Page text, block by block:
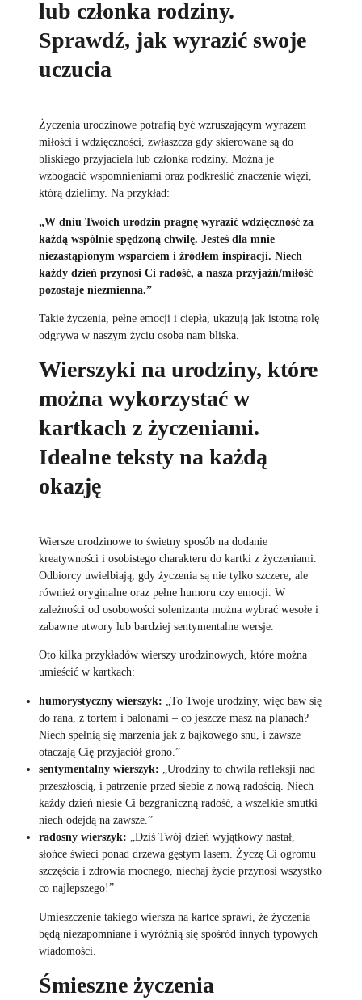
lub członka rodziny.
Sprawdź, jak wyrazić swoje
uczucia
Życzenia urodzinowe potrafią być wzruszającym wyrazem
miłości i wdzięczności, zwłaszcza gdy skierowane są do
bliskiego przyjaciela lub członka rodziny. Można je
wzbogacić wspomnieniami oraz podkreślić znaczenie więzi,
którą dzielimy. Na przykład:
„W dniu Twoich urodzin pragnę wyrazić wdzięczność za
każdą wspólnie spędzoną chwilę. Jesteś dla mnie
niezastąpionym wsparciem i źródłem inspiracji. Niech
każdy dzień przynosi Ci radość, a nasza przyjaźń/miłość
pozostaje niezmienna.”
Takie życzenia, pełne emocji i ciepła, ukazują jak istotną rolę
odgrywa w naszym życiu osoba nam bliska.
Wierszyki na urodziny, które
można wykorzystać w
kartkach z życzeniami.
Idealne teksty na każdą
okazję
Wiersze urodzinowe to świetny sposób na dodanie
kreatywności i osobistego charakteru do kartki z życzeniami.
Odbiorcy uwielbiają, gdy życzenia są nie tylko szczere, ale
również oryginalne oraz pełne humoru czy emocji. W
zależności od osobowości solenizanta można wybrać wesołe i
zabawne utwory lub bardziej sentymentalne wersje.
Oto kilka przykładów wierszy urodzinowych, które można
umieścić w kartkach:
humorystyczny wierszyk: „To Twoje urodziny, więc baw się
do rana, z tortem i balonami – co jeszcze masz na planach?
Niech spełnią się marzenia jak z bajkowego snu, i zawsze
otaczają Cię przyjaciół grono.”
sentymentalny wierszyk: „Urodziny to chwila refleksji nad
przeszłością, i patrzenie przed siebie z nową radością. Niech
każdy dzień niesie Ci bezgraniczną radość, a wszelkie smutki
niech odejdą na zawsze.”
radosny wierszyk: „Dziś Twój dzień wyjątkowy nastał,
słońce świeci ponad drzewa gęstym lasem. Życzę Ci ogromu
szczęścia i zdrowia mocnego, niechaj życie przynosi wszystko
co najlepszego!”
Umieszczenie takiego wiersza na kartce sprawi, że życzenia
będą niezapomniane i wyróżnią się spośród innych typowych
wiadomości.
Śmieszne życzenia